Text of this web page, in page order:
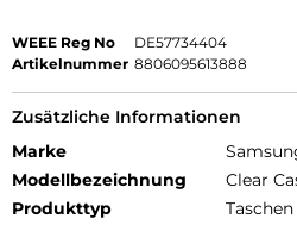
WEEE Reg No
DE57734404
Artikelnummer 8806095613888
Zusätzliche Informationen
Marke
Modellbezeichnung
Clear
Produkttyp